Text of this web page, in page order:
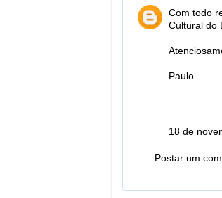
Com todo
Cultural do
Paulo
18 de
Postar um